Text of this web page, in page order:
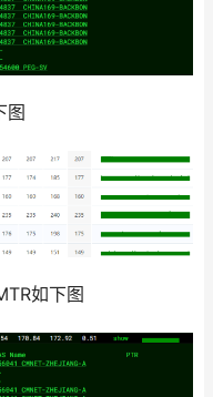
图
如下图